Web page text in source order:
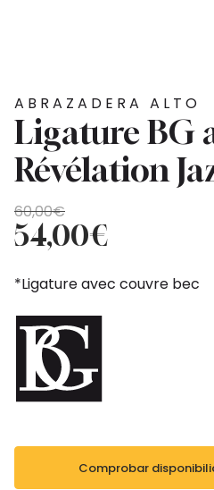
ABRAZADERA ALTO
Ligature BG
Révélation
60,00€
El
precio
original
era:
60,00€.
54,00€
El
precio
actual
es:
54,00€.
*Ligature avec couvre bec
Comprobar